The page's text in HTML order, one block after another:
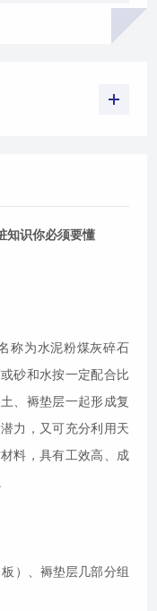
知识你必须要懂
称为水泥粉煤灰碎石
砂和水按一定配合比
、褥垫层一起形成复
力，又可充分利用天
料，具有工效高、成
）、褥垫层几部分组